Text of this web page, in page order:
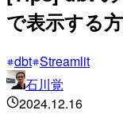
で表示する
dbt Streamlit
石川覚
2024.12.16